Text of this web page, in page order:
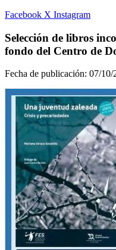
Facebook X Instagram
Selección de libros
fondo del Centro de
Fecha de publicación: 07/10/